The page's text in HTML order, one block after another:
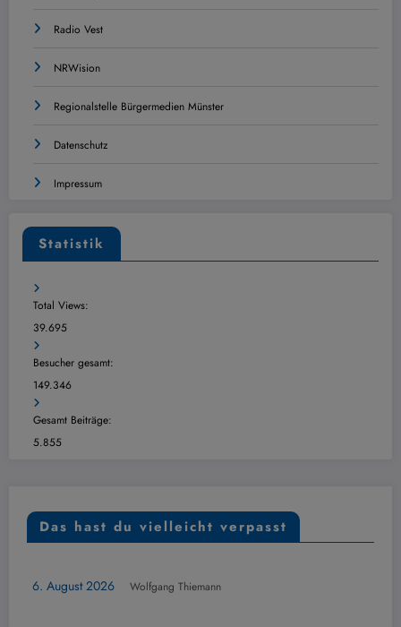
Radio Vest
NRWision
Regionalstelle Bürgermedien Münster
Datenschutz
Impressum
Statistik
Total Views:
39.695
Besucher gesamt:
149.346
Gesamt Beiträge:
5.855
Das hast du vielleicht verpasst
Wolfgang Thiemann